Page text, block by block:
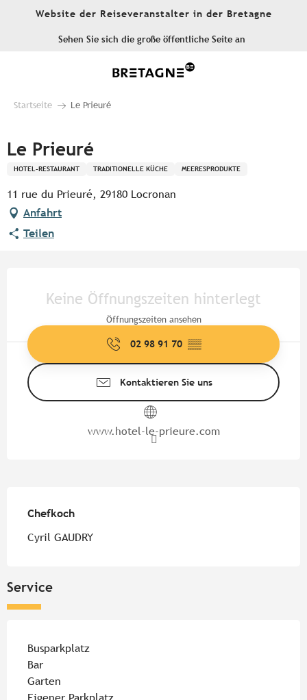
Website der Reiseveranstalter in der Bretagne
Sehen Sie sich die große öffentliche Seite an
Startseite Le Prieuré
Le Prieuré
HOTEL-RESTAURANT TRADITIONELLE KÜCHE MEERESPRODUKTE
11 rue du Prieuré, 29180 Locronan
Anfahrt
Teilen
Keine Öffnungszeiten hinterlegt
Öffnungszeiten ansehen
02 98 91 70 ▒▒
Kontaktieren Sie uns
www.hotel-le-prieure.com
Chefkoch
Chefkoch
Cyril GAUDRY
Service
Busparkplatz
Bar
Garten